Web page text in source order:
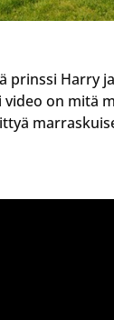
prinssi Harry
video on mitä